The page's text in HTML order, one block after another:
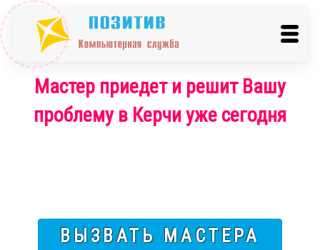
Мастер приедет и решит Вашу
проблему в Керчи уже сегодня
ВЫЗВАТЬ МАСТЕРА